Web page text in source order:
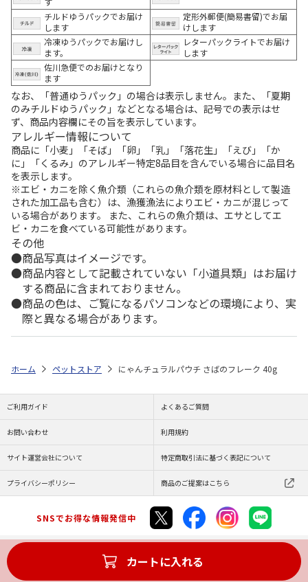
チルドゆうパックでお届け
します
定形外郵便(簡易書留)でお届
けします
冷凍ゆうパックでお届けし
ます。
レターパックライトでお届け
します
佐川急便でのお届けとなり
ます
なお、「普通ゆうパック」の場合は表示しません。また、「夏期
のみチルドゆうパック」などとなる場合は、記号での表示はせ
ず、商品内容欄にその旨を表示しています。
アレルギー情報について
商品に「小麦」「そば」「卵」「乳」「落花生」「えび」「か
に」「くるみ」のアレルギー特定8品目を含んでいる場合に品目名
を表示します。
※エビ・カニを除く魚介類（これらの魚介類を原材料として製造
された加工品も含む）は、漁獲漁法によりエビ・カニが混じって
いる場合があります。 また、これらの魚介類は、エサとしてエ
ビ・カニを食べている可能性があります。
その他
商品写真はイメージです。
商品内容として記載されていない「小道具類」はお届け
する商品に含まれておりません。
商品の色は、ご覧になるパソコンなどの環境により、実
際と異なる場合があります。
カートに入れる
ホーム ペットストア にゃんチュラルパウチ さばのフレーク 40g
ご利用ガイド よくあるご質問
お問い合わせ 利用規約
サイト運営会社について 特定商取引法に基づく表記について
プライバシーポリシー 商品のご提案はこちら
SNSでお得な情報発信中